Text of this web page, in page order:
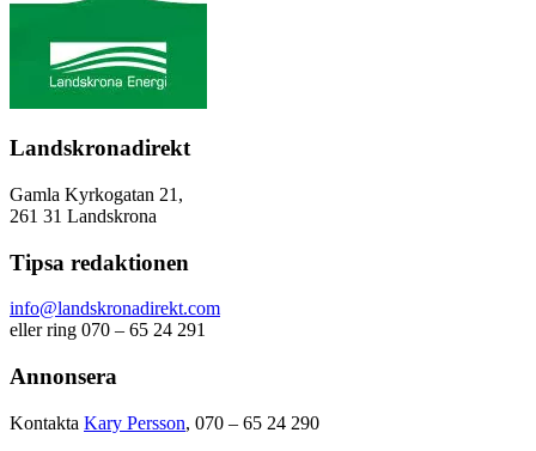
Landskronadirekt
Gamla Kyrkogatan 21,
261 31 Landskrona
Tipsa redaktionen
info@landskronadirekt.com
eller ring 070 – 65 24 291
Annonsera
Kontakta Kary Persson, 070 – 65 24 290